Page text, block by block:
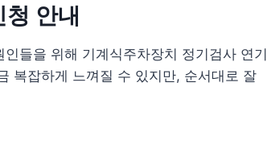
안내
들을 위해 기계식주차장치 정기검사 연기
복잡하게 느껴질 수 있지만, 순서대로 잘